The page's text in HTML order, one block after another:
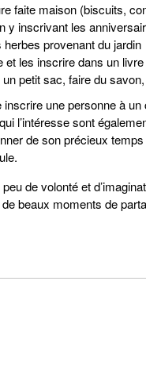
faite maison (biscuits,
y inscrivant les
provenant du jardin
et les inscrire dans un livre
petit sac, faire du
une personne à
l’intéresse sont
de son précieux
de volonté et
beaux moments de